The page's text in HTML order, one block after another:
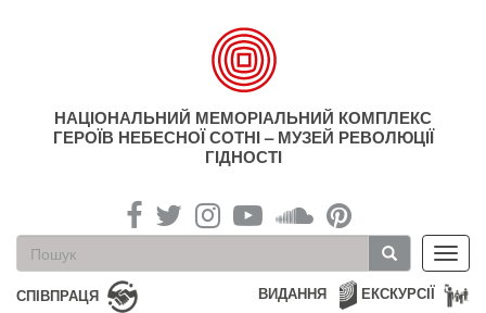
НАЦІОНАЛЬНИЙ МЕМОРІАЛЬНИЙ КОМПЛЕКС
ГЕРОЇВ НЕБЕСНОЇ СОТНІ – МУЗЕЙ РЕВОЛЮЦІЇ
ГІДНОСТІ
Пошукова
форма
Пошук
СПІВПРАЦЯ ЕКСКУРСІЇ
ВИДАННЯ